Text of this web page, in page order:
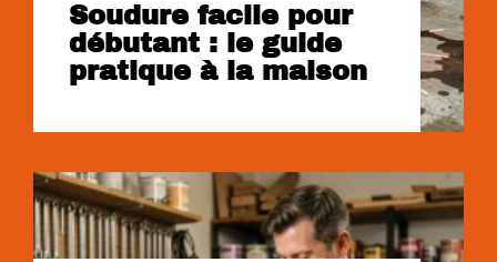
Soudure facile pour
débutant : le guide
pratique à la maison